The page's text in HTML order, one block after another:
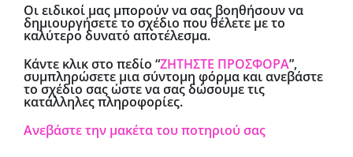
Zητηστε προσφορα
Οι ειδικοί μας μπορούν να σας βοηθήσουν να
δημιουργήσετε το σχέδιο που θέλετε με το
καλύτερο δυνατό αποτέλεσμα.
Κάντε κλικ στο πεδίο “ΖΗΤΗΣΤΕ ΠΡΟΣΦΟΡΑ”,
συμπληρώσετε μια σύντομη φόρμα και ανεβάστε
το σχέδιο σας ώστε να σας δώσουμε τις
κατάλληλες πληροφορίες.
Ανεβάστε την μακέτα του ποτηριού σας